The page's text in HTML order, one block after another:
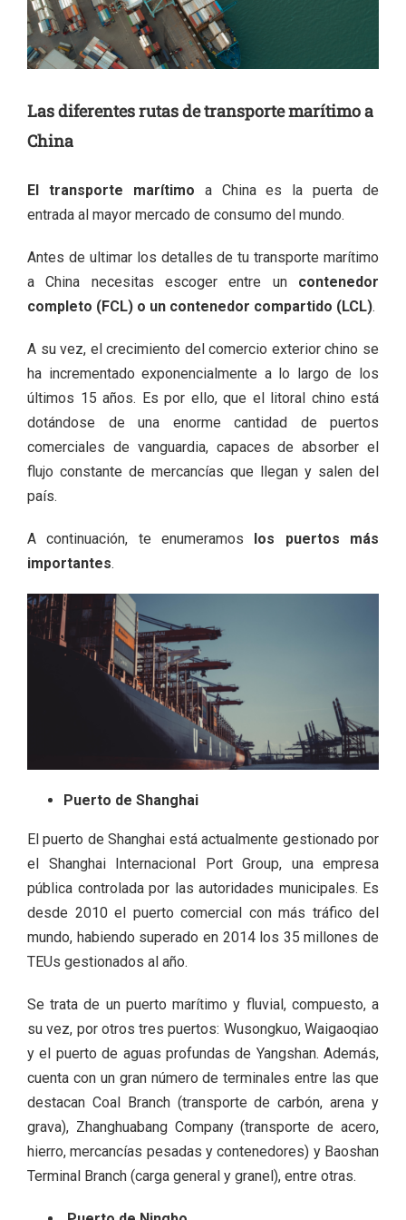
Las diferentes rutas de transporte marítimo a
China
El transporte marítimo a China es la puerta de
entrada al mayor mercado de consumo del mundo.
Antes de ultimar los detalles de tu transporte marítimo
a China necesitas escoger entre un contenedor
completo (FCL) o un contenedor compartido (LCL).
A su vez, el crecimiento del comercio exterior chino se
ha incrementado exponencialmente a lo largo de los
últimos 15 años. Es por ello, que el litoral chino está
dotándose de una enorme cantidad de puertos
comerciales de vanguardia, capaces de absorber el
flujo constante de mercancías que llegan y salen del
país.
A continuación, te enumeramos los puertos más
importantes.
Puerto de Shanghai
El puerto de Shanghai está actualmente gestionado por
el Shanghai Internacional Port Group, una empresa
pública controlada por las autoridades municipales. Es
desde 2010 el puerto comercial con más tráfico del
mundo, habiendo superado en 2014 los 35 millones de
TEUs gestionados al año.
Se trata de un puerto marítimo y fluvial, compuesto, a
su vez, por otros tres puertos: Wusongkuo, Waigaoqiao
y el puerto de aguas profundas de Yangshan. Además,
cuenta con un gran número de terminales entre las que
destacan Coal Branch (transporte de carbón, arena y
grava), Zhanghuabang Company (transporte de acero,
hierro, mercancías pesadas y contenedores) y Baoshan
Terminal Branch (carga general y granel), entre otras.